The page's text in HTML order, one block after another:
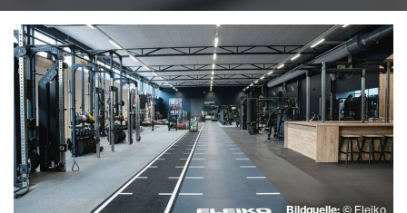
Bildquelle: © Eleiko